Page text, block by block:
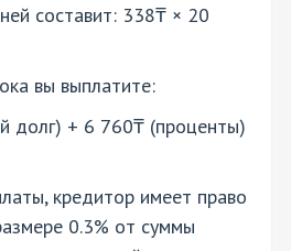
составит: 338₸ × 20
вы выплатите:
долг) + 6 760₸ (проценты)
кредитор имеет право
0.3% от суммы